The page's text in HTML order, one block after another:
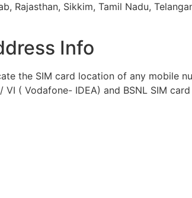
Rajasthan, Sikkim, Tamil Nadu,
Info
the SIM card location of any mobile
( Vodafone- IDEA) and BSNL SIM